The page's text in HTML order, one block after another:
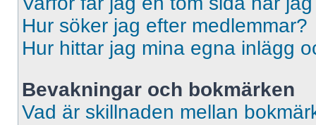
Hur söker jag efter medlemmar?
Hur hittar jag mina egna inlägg
Bevakningar och bokmärken
Vad är skillnaden mellan